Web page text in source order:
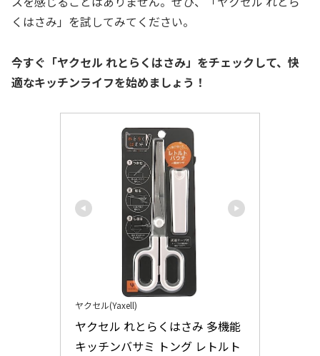
くはさみ」を試してみてください。
今すぐ「ヤクセル れとらくはさみ」をチェックして、快
適なキッチンライフを始めましょう！
ヤクセル(Yaxell)
ヤクセル れとらくはさみ 多機能
キッチンバサミ トング レトルト